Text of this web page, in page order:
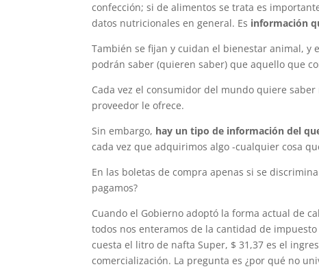
confección; si de alimentos se trata es
datos nutricionales en general. Es información
También se fijan y cuidan el bienestar animal, y
podrán saber (quieren saber) que aquello que
Cada vez el consumidor del mundo quiere
proveedor le ofrece.
Sin embargo, hay un tipo de información del
cada vez que adquirimos algo -cualquier cosa
En las boletas de compra apenas si se
pagamos?
Cuando el Gobierno adoptó la forma actual de
todos nos enteramos de la cantidad de
cuesta el litro de nafta Super, $ 31,37 es el
comercialización. La pregunta es ¿por qué no